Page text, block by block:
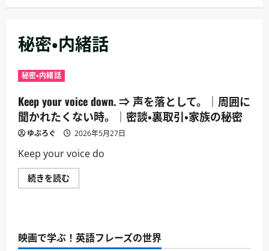
ー
秘密・内緒話
秘密・内緒話
Keep your voice down. ⇒ 声を落として。｜周囲に
聞かれたくない時。｜密談・裏取引・家族の秘密
ゆぶろぐ 2026年5月27日
Keep your voice do
続きを読む
your
落
と
映画で学ぶ！英語フレーズの世界